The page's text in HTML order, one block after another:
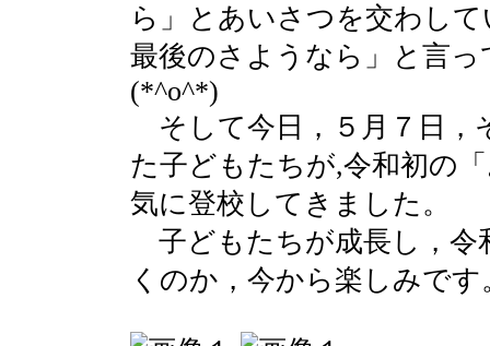
ら」とあいさつを交わし
最後のさようなら」と言
(*^o^*)
そして今日，５月７日，
た子どもたちが,令和初の
気に登校してきました。
子どもたちが成長し，令
くのか，今から楽しみです